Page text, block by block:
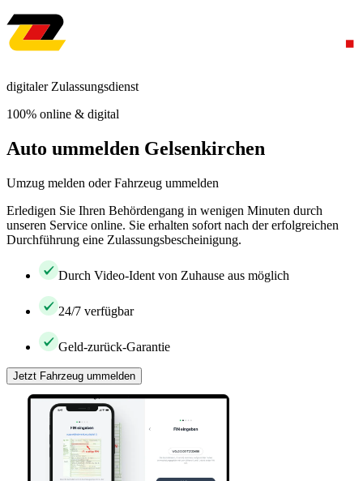
digitaler Zulassungsdienst
100% online & digital
Auto ummelden Gelsenkirchen
Umzug melden oder Fahrzeug ummelden
Erledigen Sie Ihren Behördengang in wenigen Minuten durch
unseren Service online. Sie erhalten sofort nach der erfolgreichen
Durchführung eine Zulassungsbescheinigung.
Durch Video-Ident von Zuhause aus möglich
24/7 verfügbar
Geld-zurück-Garantie
Jetzt Fahrzeug ummelden